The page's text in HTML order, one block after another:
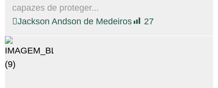
capazes de proteger...
Jackson Andson de Medeiros
27